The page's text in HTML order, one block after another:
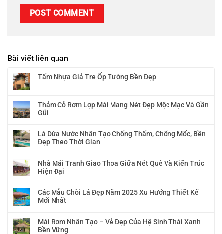
Bài viết liên quan
Tấm Nhựa Giả Tre Ốp Tường Bền Đẹp
Thảm Cỏ Rơm Lợp Mái Mang Nét Đẹp Mộc Mạc Và Gần
Gũi
Lá Dừa Nước Nhân Tạo Chống Thấm, Chống Mốc, Bền
Đẹp Theo Thời Gian
Nhà Mái Tranh Giao Thoa Giữa Nét Quê Và Kiến Trúc
Hiện Đại
Các Mẫu Chòi Lá Đẹp Năm 2025 Xu Hướng Thiết Kế
Mới Nhất
Mái Rơm Nhân Tạo – Vẻ Đẹp Của Hệ Sinh Thái Xanh
Bền Vững